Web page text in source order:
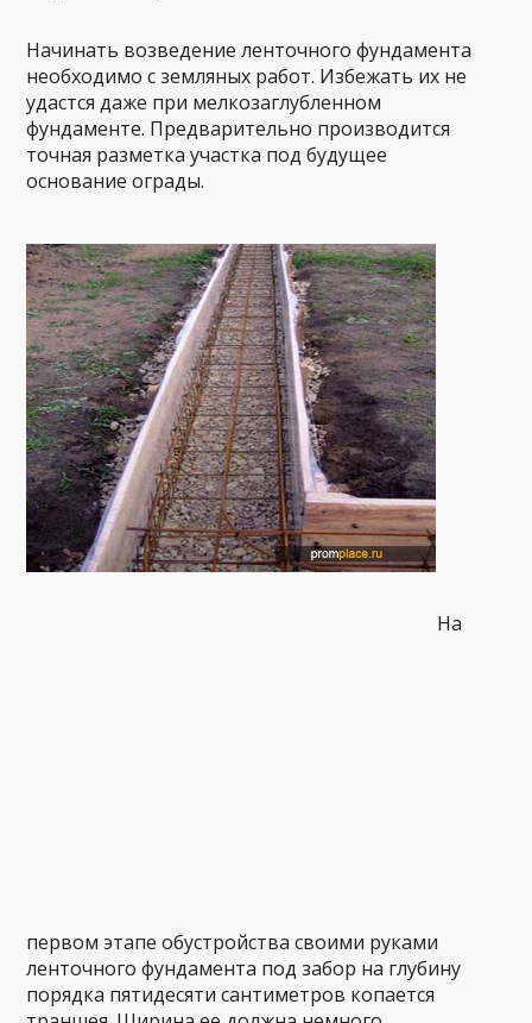
Начинать возведение ленточного фундамента
необходимо с земляных работ. Избежать их не
удастся даже при мелкозаглубленном
фундаменте. Предварительно производится
точная разметка участка под будущее
основание ограды.
На
первом этапе обустройства своими руками
ленточного фундамента под забор на глубину
порядка пятидесяти сантиметров копается